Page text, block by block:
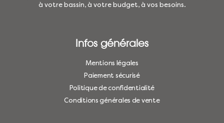
à votre bassin, à votre budget, à vos besoins.
Infos générales
Mentions légales
Paiement sécurisé
Politique de confidentialité
Conditions générales de vente